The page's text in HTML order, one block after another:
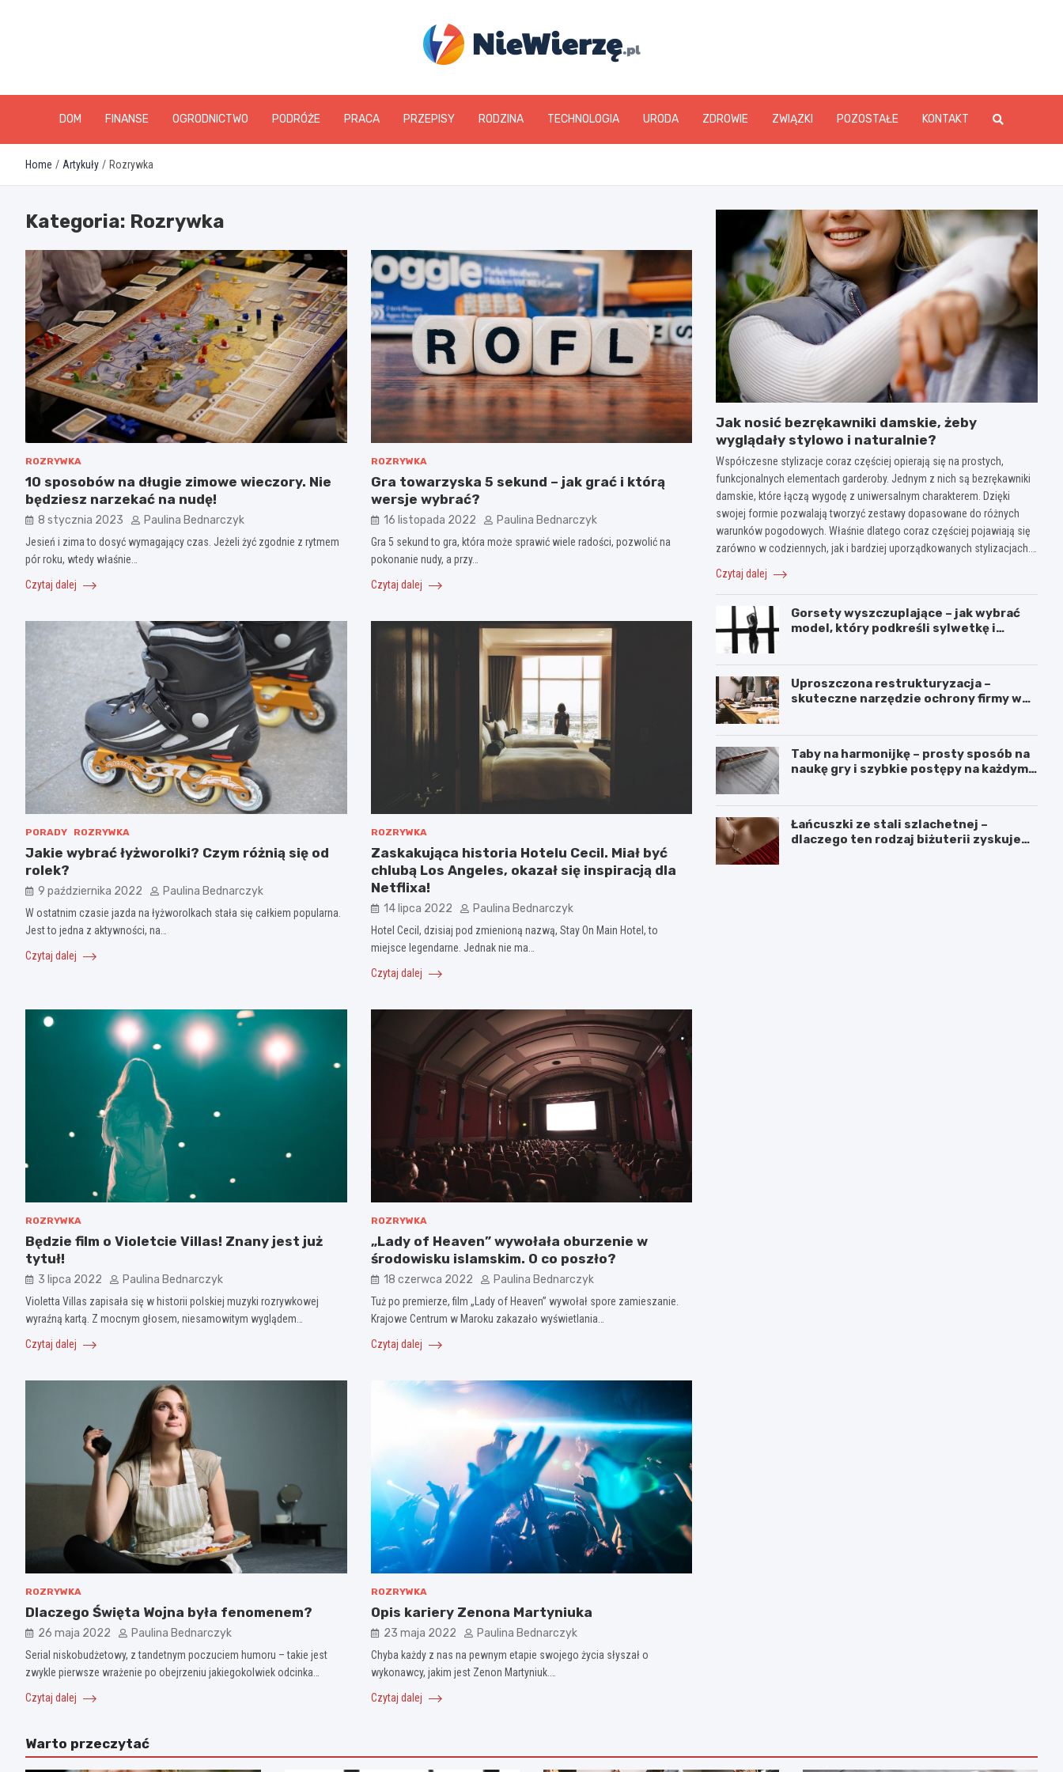
niewierze.pl
DOM FINANSE OGRODNICTWO PODRÓŻE PRACA PRZEPISY RODZINA TECHNOLOGIA URODA ZDROWIE ZWIĄZKI POZOSTAŁE KONTAKT
Home Artykuły Rozrywka
Kategoria: Rozrywka
ROZRYWKA
10 sposobów na długie zimowe wieczory. Nie
będziesz narzekać na nudę!
8 stycznia 2023 Paulina Bednarczyk
Jesień i zima to dosyć wymagający czas. Jeżeli żyć zgodnie z rytmem
pór roku, wtedy właśnie…
Czytaj dalej
ROZRYWKA
Gra towarzyska 5 sekund – jak grać i którą
wersje wybrać?
16 listopada 2022 Paulina Bednarczyk
Gra 5 sekund to gra, która może sprawić wiele radości, pozwolić na
pokonanie nudy, a przy…
Czytaj dalej
PORADY ROZRYWKA
Jakie wybrać łyżworolki? Czym różnią się od
rolek?
9 października 2022 Paulina Bednarczyk
W ostatnim czasie jazda na łyżworolkach stała się całkiem popularna.
Jest to jedna z aktywności, na…
Czytaj dalej
ROZRYWKA
Zaskakująca historia Hotelu Cecil. Miał być
chlubą Los Angeles, okazał się inspiracją dla
Netflixa!
14 lipca 2022 Paulina Bednarczyk
Hotel Cecil, dzisiaj pod zmienioną nazwą, Stay On Main Hotel, to
miejsce legendarne. Jednak nie ma…
Czytaj dalej
ROZRYWKA
Będzie film o Violetcie Villas! Znany jest już
tytuł!
3 lipca 2022 Paulina Bednarczyk
Violetta Villas zapisała się w historii polskiej muzyki rozrywkowej
wyraźną kartą. Z mocnym głosem, niesamowitym wyglądem…
Czytaj dalej
ROZRYWKA
„Lady of Heaven” wywołała oburzenie w
środowisku islamskim. O co poszło?
18 czerwca 2022 Paulina Bednarczyk
Tuż po premierze, film „Lady of Heaven” wywołał spore zamieszanie.
Krajowe Centrum w Maroku zakazało wyświetlania…
Czytaj dalej
ROZRYWKA
Dlaczego Święta Wojna była fenomenem?
26 maja 2022 Paulina Bednarczyk
Serial niskobudżetowy, z tandetnym poczuciem humoru – takie jest
zwykle pierwsze wrażenie po obejrzeniu jakiegokolwiek odcinka…
Czytaj dalej
ROZRYWKA
Opis kariery Zenona Martyniuka
23 maja 2022 Paulina Bednarczyk
Chyba każdy z nas na pewnym etapie swojego życia słyszał o
wykonawcy, jakim jest Zenon Martyniuk.…
Czytaj dalej
Jak nosić bezrękawniki damskie, żeby
wyglądały stylowo i naturalnie?
Współczesne stylizacje coraz częściej opierają się na prostych,
funkcjonalnych elementach garderoby. Jednym z nich są bezrękawniki
damskie, które łączą wygodę z uniwersalnym charakterem. Dzięki
swojej formie pozwalają tworzyć zestawy dopasowane do różnych
warunków pogodowych. Właśnie dlatego coraz częściej pojawiają się
zarówno w codziennych, jak i bardziej uporządkowanych stylizacjach.…
Czytaj dalej
Gorsety wyszczuplające – jak wybrać
model, który podkreśli sylwetkę i
Uproszczona restrukturyzacja –
skuteczne narzędzie ochrony firmy w
Taby na harmonijkę – prosty sposób na
naukę gry i szybkie postępy na każdym
Łańcuszki ze stali szlachetnej –
dlaczego ten rodzaj biżuterii zyskuje
Warto przeczytać